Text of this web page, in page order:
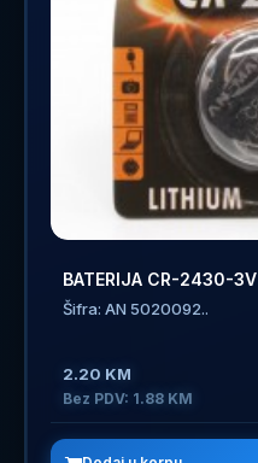
BATERIJA CR-2430-3V
Šifra: AN 5020092..
2.20 KM
Bez PDV: 1.88 KM